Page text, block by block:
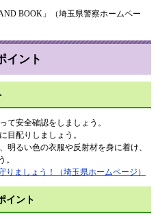
BOOK」（埼玉県警察ホームペー
イント
安全確認をしましょう。
目配りしましょう。
るい色の衣服や反射材を身に着け、
。
ましょう！​（埼玉県ホームページ）
イント